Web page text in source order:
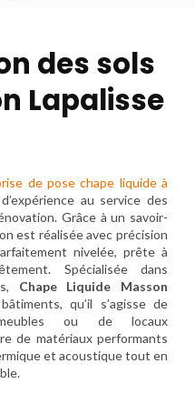
des sols
Lapalisse
de pose chape liquide à
au service des
Grâce à un savoir-
est réalisée avec précision
nivelée, prête à
Spécialisée dans
Chape Liquide Masson
qu’il s’agisse de
ou de locaux
de matériaux performants
et acoustique tout en